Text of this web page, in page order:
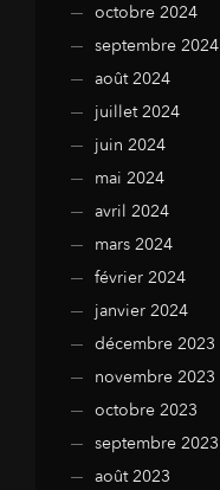
octobre 2024
septembre 2024
août 2024
juillet 2024
juin 2024
mai 2024
avril 2024
mars 2024
février 2024
janvier 2024
décembre 2023
novembre 2023
octobre 2023
septembre 2023
août 2023